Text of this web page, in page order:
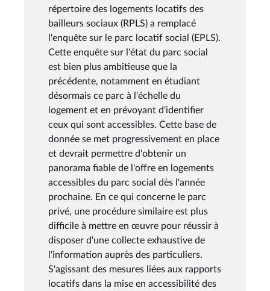
répertoire des logements locatifs des
bailleurs sociaux (RPLS) a remplacé
l'enquête sur le parc locatif social (EPLS).
Cette enquête sur l'état du parc social
est bien plus ambitieuse que la
précédente, notamment en étudiant
désormais ce parc à l'échelle du
logement et en prévoyant d'identifier
ceux qui sont accessibles. Cette base de
donnée se met progressivement en place
et devrait permettre d'obtenir un
panorama fiable de l'offre en logements
accessibles du parc social dès l'année
prochaine. En ce qui concerne le parc
privé, une procédure similaire est plus
difficile à mettre en œuvre pour réussir à
disposer d'une collecte exhaustive de
l'information auprès des particuliers.
S'agissant des mesures liées aux rapports
locatifs dans la mise en accessibilité des